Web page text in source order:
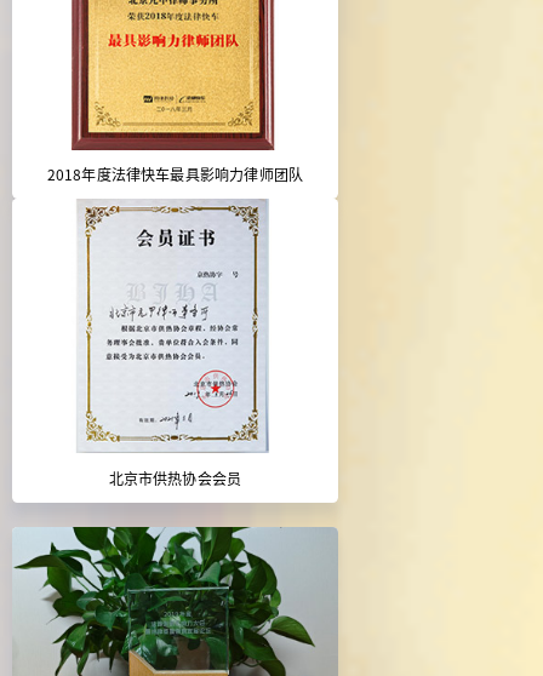
2018年度法律快车最具影响力律师团队
北京市供热协会会员